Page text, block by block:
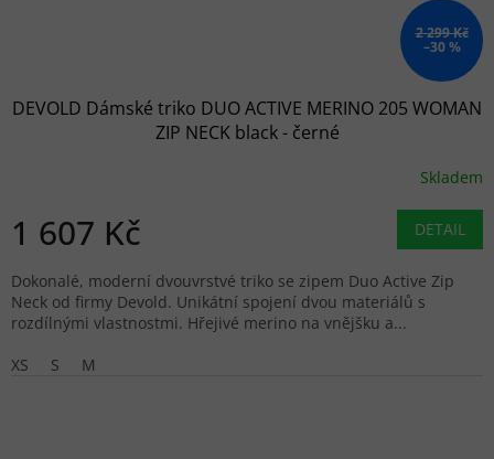
2 299 Kč
–30 %
DEVOLD Dámské triko DUO ACTIVE MERINO 205 WOMAN
ZIP NECK black - černé
Skladem
1 607 Kč DETAIL
Dokonalé, moderní dvouvrstvé triko se zipem Duo Active Zip
Neck od firmy Devold. Unikátní spojení dvou materiálů s
rozdílnými vlastnostmi. Hřejivé merino na vnějšku a...
XS
S M